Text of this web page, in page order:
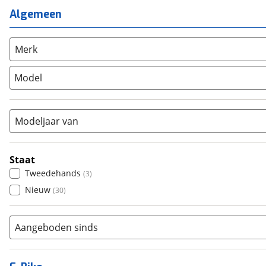
Mountainbike
Overig (0)
Racefiets
Stadsfiets (0)
Tandem
Algemeen
Merk
Model
Modeljaar van
Staat
Tweedehands (3)
Nieuw (30)
Aangeboden sinds